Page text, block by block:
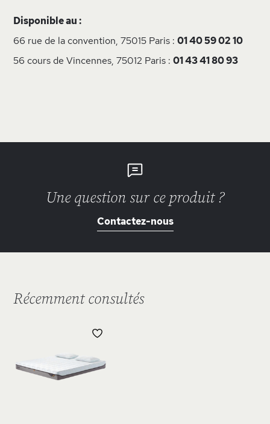
Disponible au :
66 rue de la convention, 75015 Paris : 01 40 59 02 10
56 cours de Vincennes, 75012 Paris : 01 43 41 80 93
Une question sur ce produit ?
Contactez-nous
Récemment consultés
LISTE